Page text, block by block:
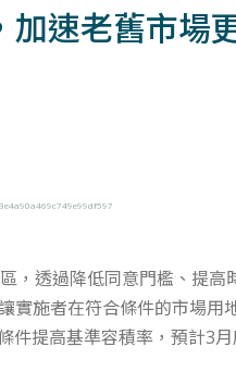
加速老舊市場
，透過降低同意門檻、提高
實施者在符合條件的市場用
件提高基準容積率，預計3